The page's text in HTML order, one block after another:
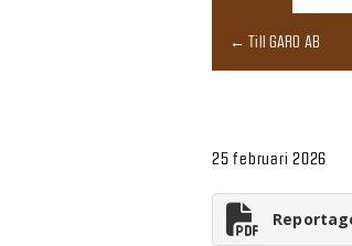
← Till GARO AB
25 februari 2026